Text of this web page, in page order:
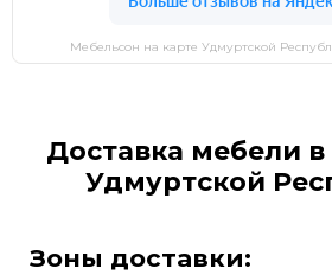
Мебельсон на карте Удмуртской
Доставка мебели
Удмуртской
Зоны доставки: